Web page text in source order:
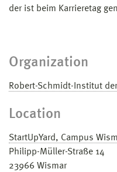
der ist beim Karrieretag
Organization
Robert-Schmidt-Institut
Location
StartUpYard, Campus
Philipp-Müller-Straße 14
23966 Wismar